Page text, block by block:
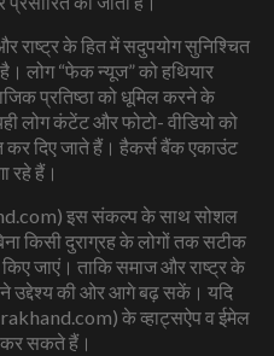
राष्ट्र के हित में सदुपयोग सुनिश्चित
लोग “फेक न्यूज” को हथियार
प्रतिष्ठा को धूमिल करने के
लोग कंटेंट और फोटो- वीडियो को
कर दिए जाते हैं। हैकर्स बैंक एकाउंट
रहे हैं।
इस संकल्प के साथ सोशल
किसी दुराग्रह के लोगों तक सटीक
जाएं। ताकि समाज और राष्ट्र के
उद्देश्य की ओर आगे बढ़ सकें। यदि
के व्हाट्सऐप व ईमेल
कर सकते हैं।